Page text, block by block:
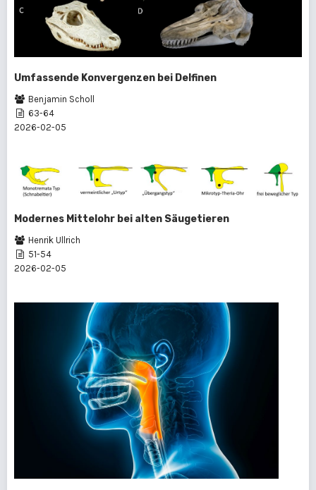
Umfassende Konvergenzen bei Delfinen
Benjamin Scholl
63-64
2026-02-05
Modernes Mittelohr bei alten Säugetieren
Henrik Ullrich
51-54
2026-02-05